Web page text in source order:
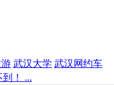
武汉大学 武汉网约车
！ ...